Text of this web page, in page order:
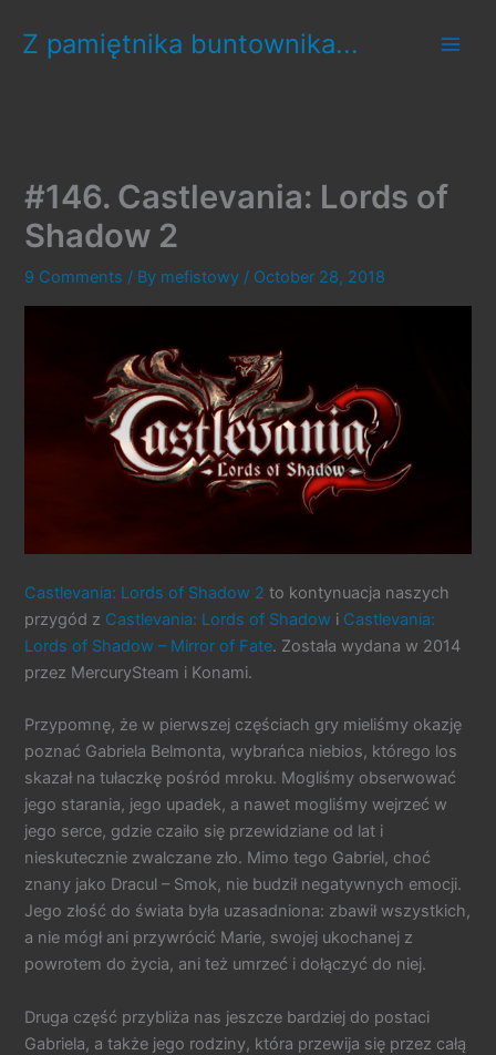
content
Z pamiętnika buntownika...
#146. Castlevania: Lords of
Shadow 2
9 Comments / By mefistowy / October 28, 2018
Castlevania: Lords of Shadow 2 to kontynuacja naszych
przygód z Castlevania: Lords of Shadow i Castlevania:
Lords of Shadow – Mirror of Fate. Została wydana w 2014
przez MercurySteam i Konami.
Przypomnę, że w pierwszej częściach gry mieliśmy okazję
poznać Gabriela Belmonta, wybrańca niebios, którego los
skazał na tułaczkę pośród mroku. Mogliśmy obserwować
jego starania, jego upadek, a nawet mogliśmy wejrzeć w
jego serce, gdzie czaiło się przewidziane od lat i
nieskutecznie zwalczane zło. Mimo tego Gabriel, choć
znany jako Dracul – Smok, nie budził negatywnych emocji.
Jego złość do świata była uzasadniona: zbawił wszystkich,
a nie mógł ani przywrócić Marie, swojej ukochanej z
powrotem do życia, ani też umrzeć i dołączyć do niej.
Druga część przybliża nas jeszcze bardziej do postaci
Gabriela, a także jego rodziny, która przewija się przez całą